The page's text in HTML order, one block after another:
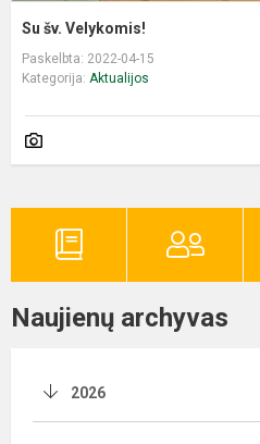
Su šv. Velykomis!
Paskelbta: 2022-04-15
Kategorija: Aktualijos
Naujienų archyvas
2026